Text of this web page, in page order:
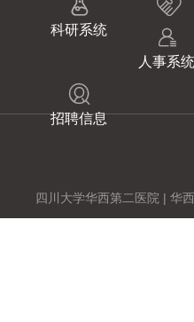

科研系统


人事系统

招聘信息
四川大学华西第二医院 | 华